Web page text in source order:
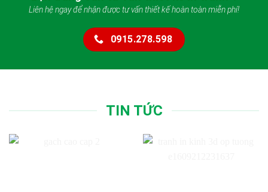
Liên hệ ngay để nhận được tư vấn thiết kế hoàn toàn miễn phí!
0915.278.598
TIN TỨC